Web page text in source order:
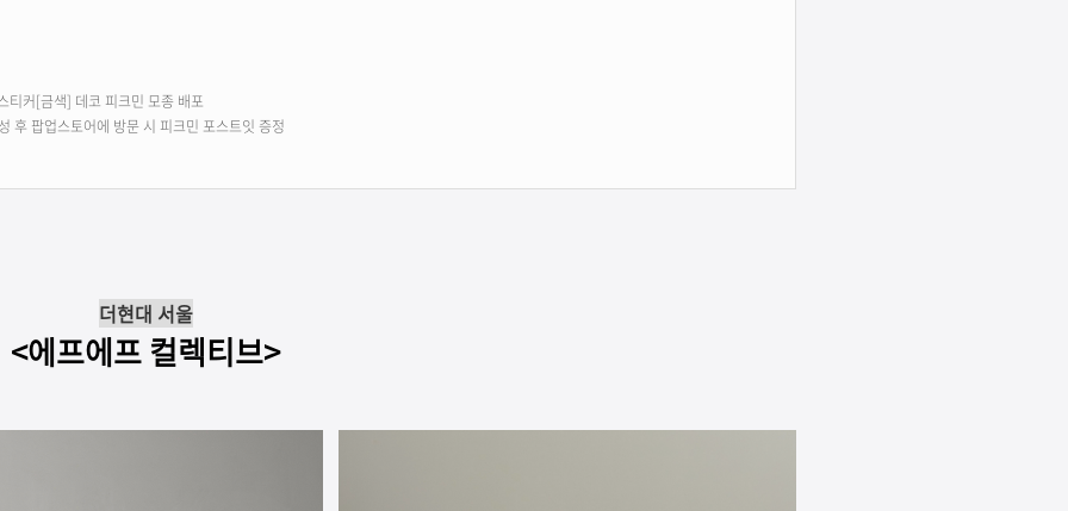
커[금색] 데코 피크민 모종 배포
후 팝업스토어에 방문 시 피크민 포스트잇 증정
더현대 서울
<에프에프 컬렉티브>